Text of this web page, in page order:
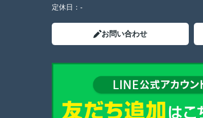
定休日： -
お問い合わせ